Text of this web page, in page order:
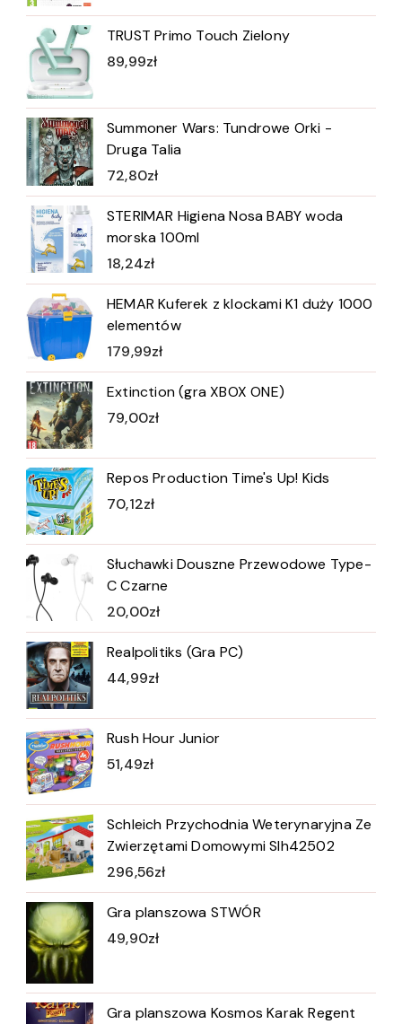
TRUST Primo Touch Zielony
89,99zł
Summoner Wars: Tundrowe Orki -
Druga Talia
72,80zł
STERIMAR Higiena Nosa BABY woda
morska 100ml
18,24zł
HEMAR Kuferek z klockami K1 duży 1000
elementów
179,99zł
Extinction (gra XBOX ONE)
79,00zł
Repos Production Time's Up! Kids
70,12zł
Słuchawki Douszne Przewodowe Type-
C Czarne
20,00zł
Realpolitiks (Gra PC)
44,99zł
Rush Hour Junior
51,49zł
Schleich Przychodnia Weterynaryjna Ze
Zwierzętami Domowymi Slh42502
296,56zł
Gra planszowa STWÓR
49,90zł
Gra planszowa Kosmos Karak Regent